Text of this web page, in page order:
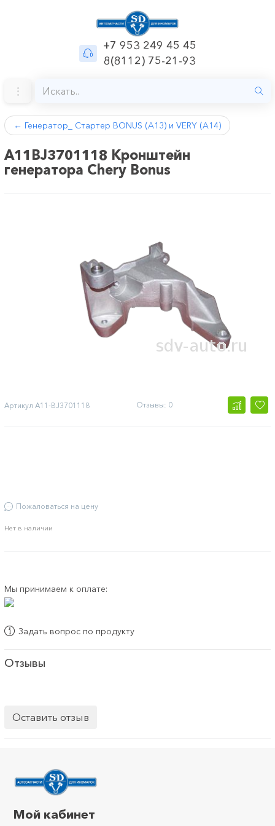
+7 953 249 45 45
8(8112) 75-21-93
← Генератор_ Стартер BONUS (A13) и VERY (A14)
A11BJ3701118 Кронштейн
генератора Chery Bonus
Артикул A11-BJ3701118 Отзывы: 0
Пожаловаться на цену
Нет в наличии
Мы принимаем к оплате:
Задать вопрос по продукту
Отзывы
Оставить отзыв
Мой кабинет